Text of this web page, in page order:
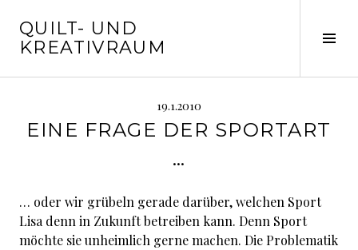
zum
Inhalt
QUILT- UND
KREATIVRAUM
19.1.2010
EINE FRAGE DER SPORTART
…
… oder wir grübeln gerade darüber, welchen Sport
Lisa denn in Zukunft betreiben kann. Denn Sport
möchte sie unheimlich gerne machen. Die Problematik